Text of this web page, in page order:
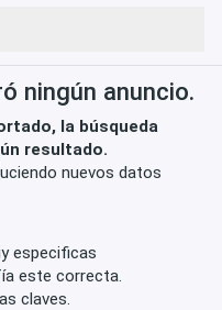
ningún anuncio.
la búsqueda
resultado.
nuevos datos
especificas
este correcta.
claves.